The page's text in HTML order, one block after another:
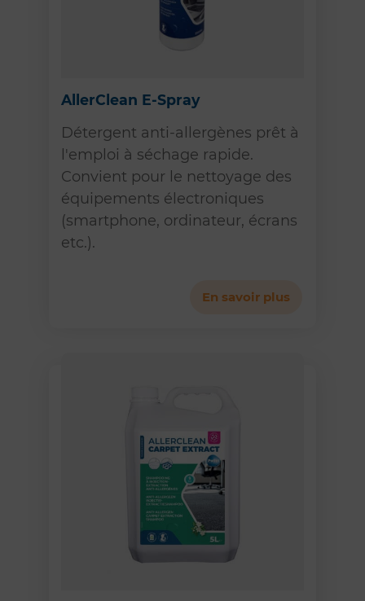
AllerClean E-Spray
Détergent anti-allergènes prêt à
l'emploi à séchage rapide.
Convient pour le nettoyage des
équipements électroniques
(smartphone, ordinateur, écrans
etc.).
En savoir plus